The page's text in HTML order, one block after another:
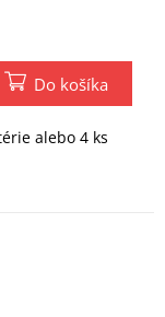
Do košíka
alebo 4 ks